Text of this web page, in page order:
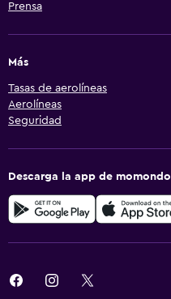
Prensa
Más
Tasas de aerolíneas
Aerolíneas
Seguridad
Descarga la app de momondo